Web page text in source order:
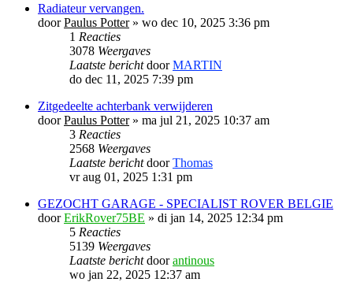
Radiateur vervangen.
doorPaulus Potter» wo dec 10, 2025 3:36 pm
1 Reacties
3078 Weergaves
Laatste berichtdoorMARTIN
do dec 11, 2025 7:39 pm
Zitgedeelte achterbank verwijderen
doorPaulus Potter» ma jul 21, 2025 10:37 am
3 Reacties
2568 Weergaves
Laatste berichtdoorThomas
vr aug 01, 2025 1:31 pm
GEZOCHT GARAGE - SPECIALIST ROVER BELGIE
doorErikRover75BE » di jan 14, 2025 12:34 pm
5 Reacties
5139 Weergaves
Laatste berichtdoorantinous
wo jan 22, 2025 12:37 am